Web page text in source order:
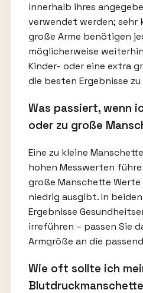
innerhalb ihres
verwendet werden; sehr
große Arme benötigen
möglicherweise
Kinder- oder eine extra
die besten Ergebnisse zu
Was passiert, wenn
oder zu große
Eine zu kleine
hohen Messwerten
große Manschette
niedrig ausgibt. In
Ergebnisse
irreführen – passen Sie
Armgröße an die
Wie oft sollte ich